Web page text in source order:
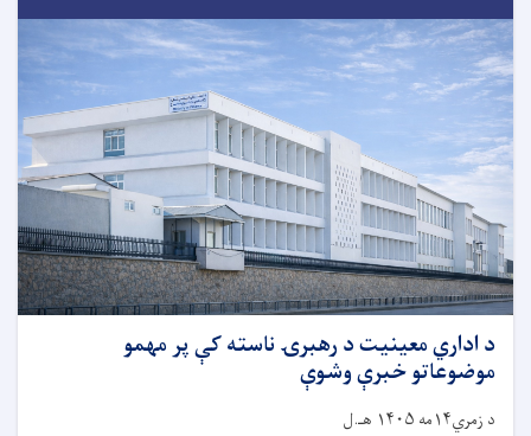
د اداري معینیت د رهبرۍ ناسته کې پر مهمو
موضوعاتو خبرې وشوې
د زمري۱۴مه ۱۴۰۵ هـ.ل